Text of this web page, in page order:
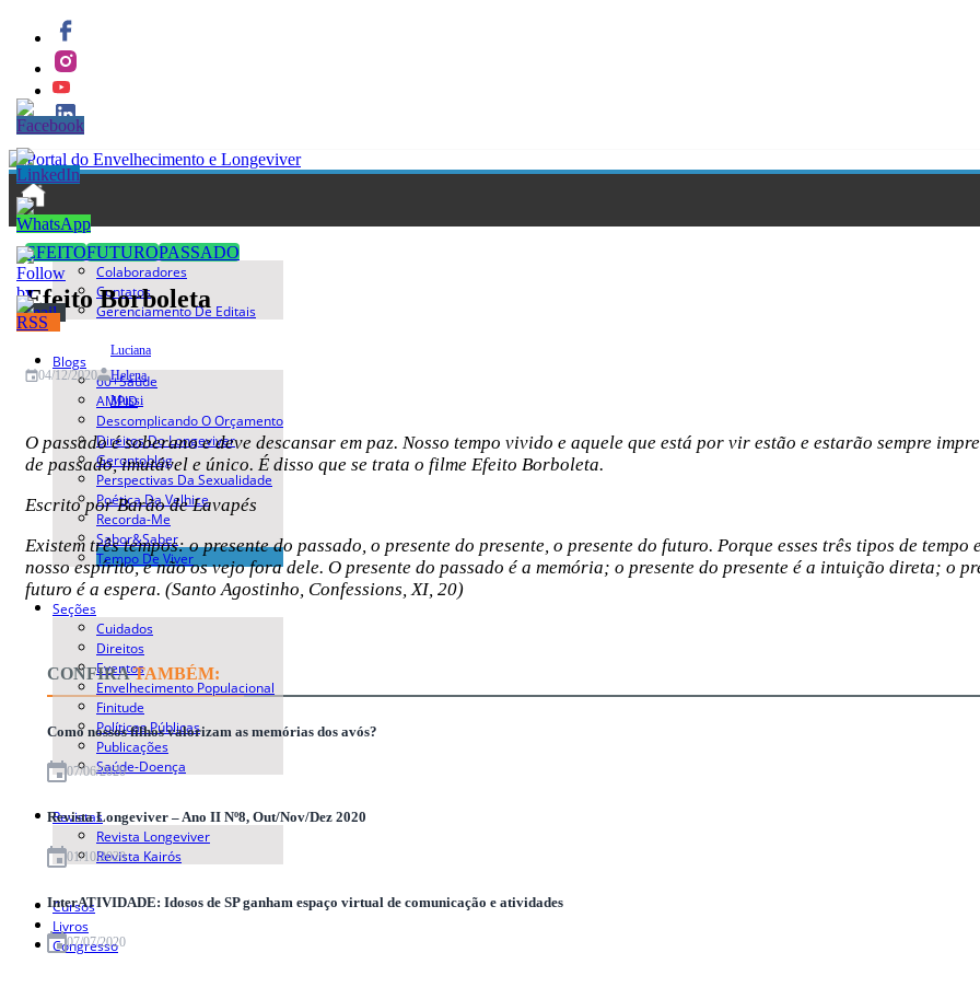
Quem Somos
Colaboradores
Contatos
Gerenciamento De Editais
Blogs
60+saúde
AMPID
Descomplicando O Orçamento
Direitos Do Longeviver
Gerontoblog
Perspectivas Da Sexualidade
Poética Da Velhice
Recorda-Me
Sabor&Saber
Tempo De Viver
Seções
Cuidados
Direitos
Eventos
Envelhecimento Populacional
Finitude
Políticas Públicas
Publicações
Saúde-Doença
Revistas
Revista Longeviver
Revista Kairós
Cursos
Livros
Congresso
EFEITOFUTUROPASSADO
Efeito Borboleta
04/12/2020
Luciana
Helena
Mussi
O passado é soberano e deve descansar em paz. Nosso tempo vivido e aquele que está por vir estão e estarão sempre
de passado, imutável e único. É disso que se trata o filme Efeito Borboleta.
Escrito por Barão de Lavapés
Existem três tempos: o presente do passado, o presente do presente, o presente do futuro. Porque esses três tipos de tempo
nosso espírito, e não os vejo fora dele. O presente do passado é a memória; o presente do presente é a intuição direta; o
futuro é a espera. (Santo Agostinho, Confessions, XI, 20)
CONFIRATAMBÉM:
Como nossos filhos valorizam as memórias dos avós?
07/06/2020
Revista Longeviver – Ano II Nº8, Out/Nov/Dez 2020
01/10/2020
InterATIVIDADE: Idosos de SP ganham espaço virtual de comunicação e atividades
07/07/2020